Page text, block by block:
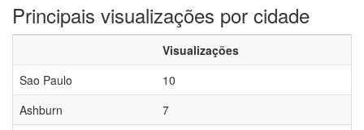
Principais visualizações por cidade
Visualizações
Sao Paulo
10
Ashburn
7